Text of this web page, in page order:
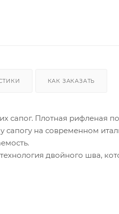
КАК ЗАКАЗАТЬ
сапог. Плотная рифленая
сапогу на современном
двойного шва,